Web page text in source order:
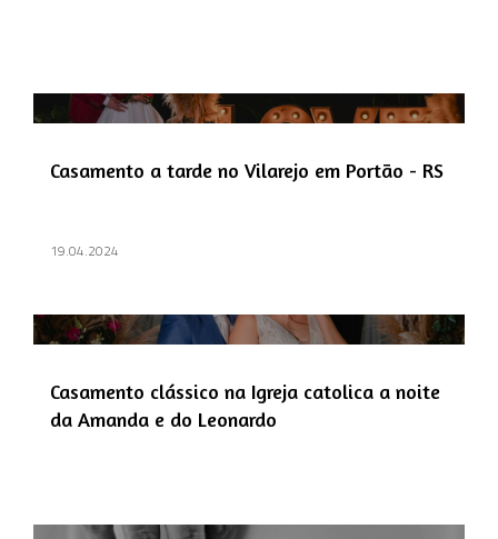
Casamento a tarde no Vilarejo em Portão - RS
19.04.2024
Casamento clássico na Igreja catolica a noite
da Amanda e do Leonardo